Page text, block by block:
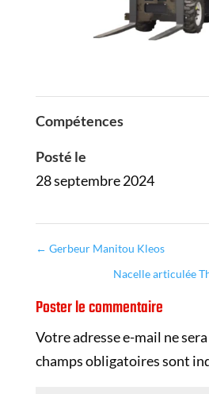
Compétences
Posté le
28 septembre 2024
← Gerbeur Manitou Kleos
Nacelle articulée
Poster le commentaire
Votre adresse e-mail ne
champs obligatoires sont